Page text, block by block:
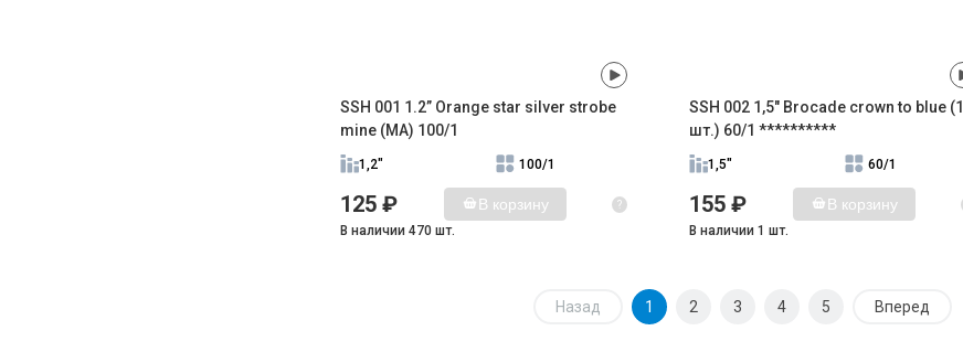
SSH 001 1.2” Orange star silver strobe
mine (MA) 100/1
1,2" 100/1
125 ₽ В корзину ?
В наличии 470 шт.
SSH 002 1,5" Brocade crown to blue (1
шт.) 60/1 **********
1,5" 60/1
155 ₽ В корзину
В наличии 1 шт.
Назад 1 2 3 4 5 Вперед